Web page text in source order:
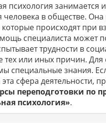
психология занимается
человека в обществе. Она
происходят при
специалиста может
трудности в
тех или иных причин. Для
специальные знания.
эта сфера деятельности,
переподготовки по
психология».